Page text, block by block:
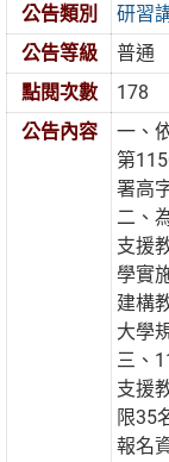
公告類別
研習
公告等級
普通
點閱次數
178
公告內容
一、
第
署高
二、
支援
學實
建構
大學
三、
支援
限35
報名